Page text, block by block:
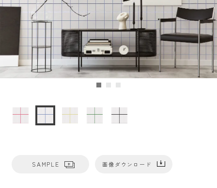
SAMPLE 画像ダウンロード